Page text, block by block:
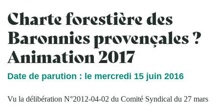
Charte forestière des
Baronnies provençales ?
Animation 2017
Date de parution : le mercredi 15 juin 2016
Vu la délibération N°2012-04-02 du Comité Syndical du 27 mars